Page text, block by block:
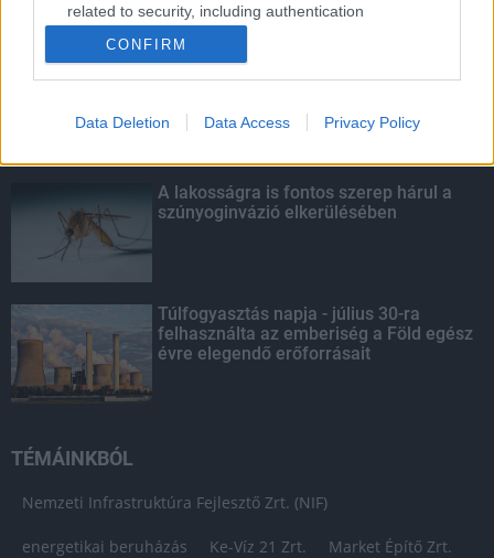
related to security, including authentication
CONFIRM
Data Deletion Data Access Privacy Policy
KIEMELT
Kecskeméten is szakirányú
Egyetem
A lakosságra is fontos szerep hárul a
szúnyoginvázió elkerülésében
Túlfogyasztás napja - július 30-ra
felhasználta az emberiség a Föld egész
évre elegendő erőforrásait
TÉMÁINKBÓL
Nemzeti Infrastruktúra Fejlesztő Zrt. (NIF)
energetikai beruházás Ke-Víz 21 Zrt. Market Építő Zrt.